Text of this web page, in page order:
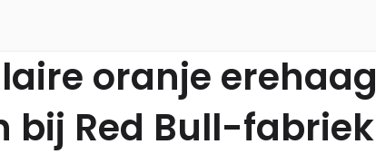
oranje erehaag
bij Red Bull-fabriek